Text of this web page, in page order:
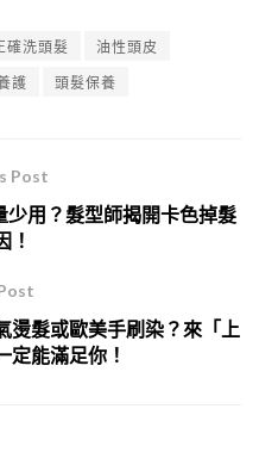
確洗頭髮
油性頭皮
護 頭髮保養
Post
用？髮型師揭開卡色掉髮
！
燙髮或歐美手刷染？來「上
定能滿足你！